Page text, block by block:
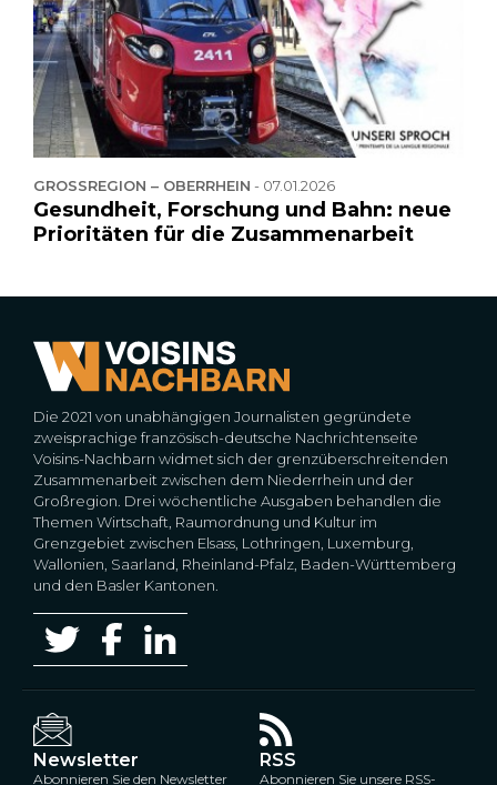
GROSSREGION – OBERRHEIN - 07.01.2026
Gesundheit, Forschung und Bahn: neue
Prioritäten für die Zusammenarbeit
Die 2021 von unabhängigen Journalisten gegründete
zweisprachige französisch-deutsche Nachrichtenseite
Voisins-Nachbarn widmet sich der grenzüberschreitenden
Zusammenarbeit zwischen dem Niederrhein und der
Großregion. Drei wöchentliche Ausgaben behandlen die
Themen Wirtschaft, Raumordnung und Kultur im
Grenzgebiet zwischen Elsass, Lothringen, Luxemburg,
Wallonien, Saarland, Rheinland-Pfalz, Baden-Württemberg
und den Basler Kantonen.
Newsletter
Abonnieren Sie den Newsletter
RSS
Abonnieren Sie unsere RSS-